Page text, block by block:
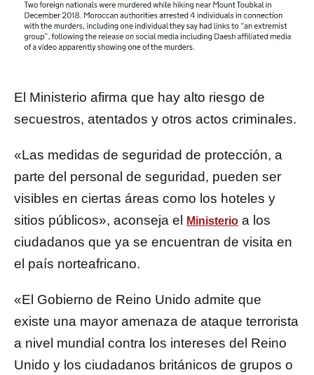
El Ministerio afirma que hay alto riesgo de
secuestros, atentados y otros actos criminales.
«Las medidas de seguridad de protección, a
parte del personal de seguridad, pueden ser
visibles en ciertas áreas como los hoteles y
sitios públicos», aconseja el
Ministerio a los
ciudadanos que ya se encuentran de visita en
el país norteafricano.
«El Gobierno de Reino Unido admite que
existe una mayor amenaza de ataque terrorista
a nivel mundial contra los intereses del Reino
Unido y los ciudadanos británicos de grupos o